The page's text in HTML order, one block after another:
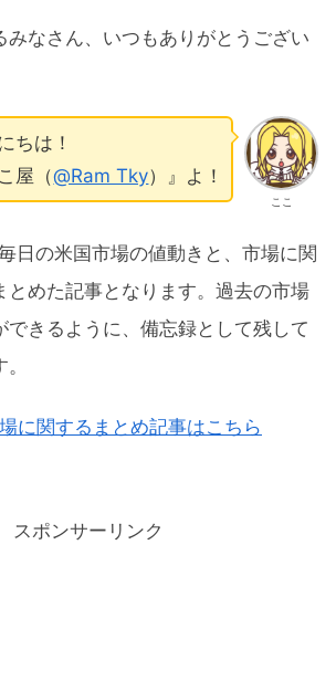
みなさん、いつもありがとうござい
ここ
ちは！
屋（@Ram Tky）』よ！
日の米国市場の値動きと、市場に関
とめた記事となります。過去の市場
できるように、備忘録として残して
に関するまとめ記事はこちら
スポンサーリンク